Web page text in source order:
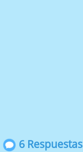
6 Respuestas